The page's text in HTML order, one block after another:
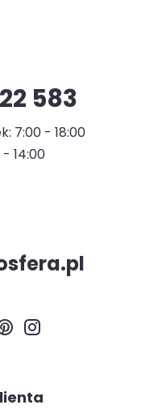
583
7:00 - 18:00
14:00